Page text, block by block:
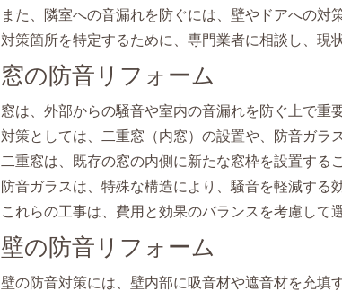
また、隣室への音漏れを防ぐには、壁やドアへの対
対策箇所を特定するために、専門業者に相談し、
窓の防音リフォーム
窓は、外部からの騒音や室内の音漏れを防ぐ上で重
対策としては、二重窓（内窓）の設置や、防音ガラ
二重窓は、既存の窓の内側に新たな窓枠を設置する
防音ガラスは、特殊な構造により、騒音を軽減する
これらの工事は、費用と効果のバランスを考慮して
壁の防音リフォーム
壁の防音対策には、壁内部に吸音材や遮音材を充填